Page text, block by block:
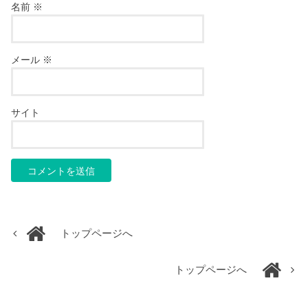
名前 ※
メール ※
サイト
トップページへ
トップページへ